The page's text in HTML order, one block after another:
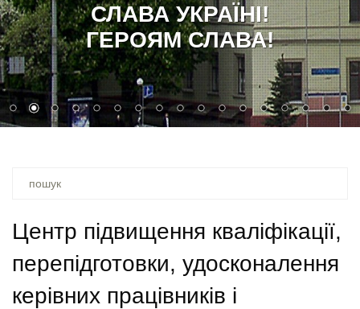
СЛАВА УКРАЇНІ!
ГЕРОЯМ СЛАВА!
шукали
Центр підвищення кваліфікації,
перепідготовки, удосконалення
керівних працівників і